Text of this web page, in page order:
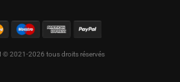
© 2021-2026 tous droits réservés